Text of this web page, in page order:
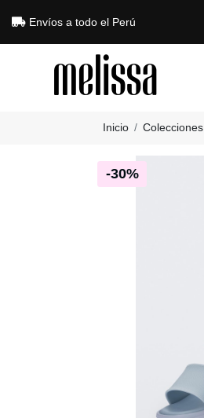
Envíos a todo el Perú
Inicio Colecciones
-30%